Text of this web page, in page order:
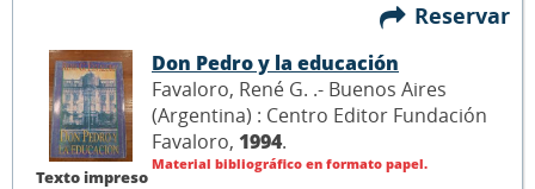
Reservar
Texto impreso
Don Pedro y la educación
Favaloro, René G. .- Buenos Aires
(Argentina) : Centro Editor Fundación
Favaloro, 1994.
Material bibliográfico en formato papel.